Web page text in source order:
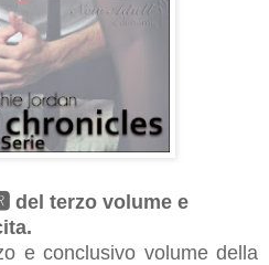
terzo volume e
e conclusivo volume della